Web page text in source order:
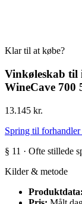
Klar til at købe?
Vinkøleskab til
WineCave 700
13.145 kr.
Spring til forhandler
§ 11 · Ofte stillede
Kilder & metode
Produktdata: